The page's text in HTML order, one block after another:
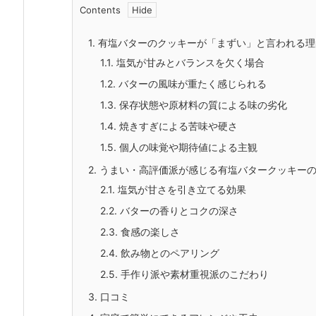
Contents
1. 有塩バターのクッキーが「まずい」と言われる
1.1. 塩気が甘みとバランスを欠く場合
1.2. バターの風味が重たく感じられる
1.3. 保存状態や原材料の質による味の劣化
1.4. 焼きすぎによる苦味や硬さ
1.5. 個人の味覚や期待値による主観
2. うまい・高評価派が感じる有塩バタークッキー
2.1. 塩気が甘さを引き立てる効果
2.2. バターの香りとコクの深さ
2.3. 食感の楽しさ
2.4. 飲み物とのペアリング
2.5. 手作り派や素材重視派のこだわり
3. 口コミ